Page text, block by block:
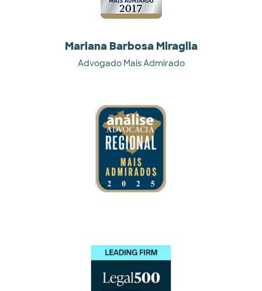
Mariana Barbosa Miraglia
Advogado Mais Admirado